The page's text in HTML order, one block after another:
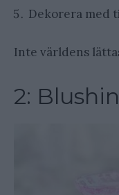
Dekorera med
Inte världens
2: